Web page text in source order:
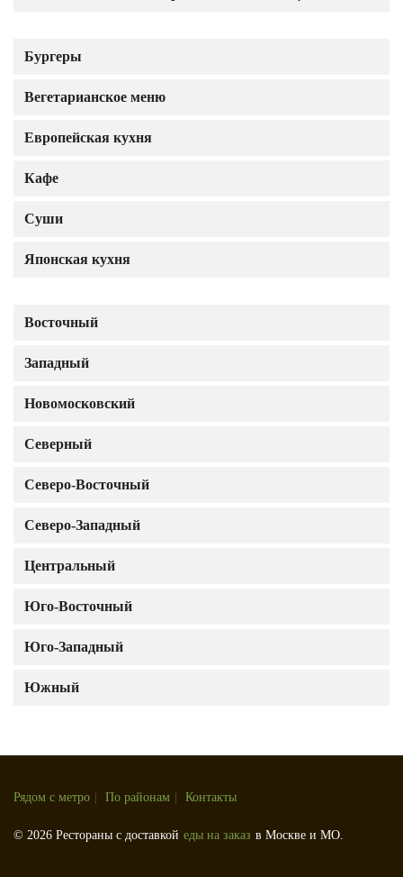
Бургеры
Вегетарианское меню
Европейская кухня
Кафе
Суши
Японская кухня
Восточный
Западный
Новомосковский
Северный
Северо-Восточный
Северо-Западный
Центральный
Юго-Восточный
Юго-Западный
Южный
Рядом с метро По районам Контакты
© 2026 Рестораны с доставкой еды на заказ в Москве и МО.